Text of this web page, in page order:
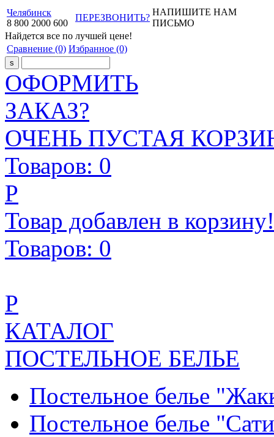
Челябинск
8 800 2000 600
ПЕРЕЗВОНИТЬ?
НАПИШИТЕ НАМ
ПИСЬМО
Найдется все по лучшей цене!
Сравнение (0) Избранное (0)
ОФОРМИТЬ
ЗАКАЗ?
ОЧЕНЬ ПУСТАЯ
Товаров: 0
Р
Товар добавлен в корзину!
Товаров: 0
Р
КАТАЛОГ
ПОСТЕЛЬНОЕ БЕЛЬЕ
Постельное белье
Постельное белье